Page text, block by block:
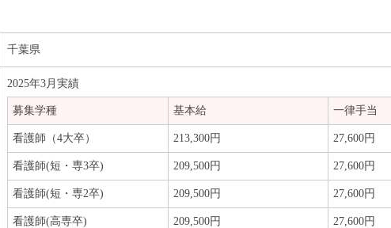
千葉県
2025年3月実績
募集学種 基本給 一律手当
看護師（4大卒） 213,300円 27,600円
看護師(短・専3卒) 209,500円 27,600円
看護師(短・専2卒) 209,500円 27,600円
看護師(高専卒) 209,500円 27,600円